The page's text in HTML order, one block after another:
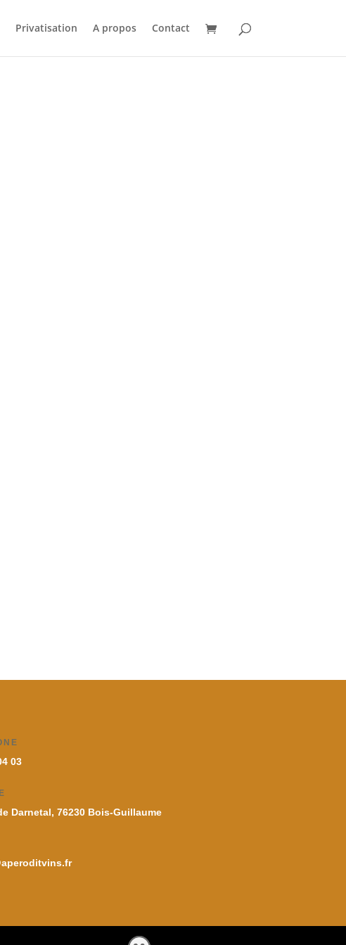
Privatisation A propos Contact
03
Darnetal, 76230 Bois-Guillaume